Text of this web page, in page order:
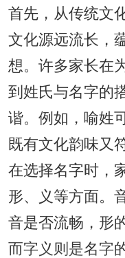
首先，从传统文
文化源远流长，
想。许多家长在
到姓氏与名字的
谐。例如，喻姓
既有文化韵味又
在选择名字时，
形、义等方面。
音是否流畅，形
而字义则是名字